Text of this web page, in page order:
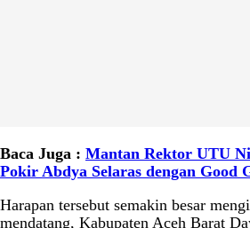
Baca Juga : Mantan Rektor UTU
Pokir Abdya Selaras dengan Good
Harapan tersebut semakin besar
mendatang, Kabupaten Aceh Barat